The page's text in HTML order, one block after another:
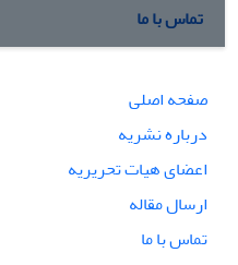
تماس با ما
صفحه اصلی
درباره نشریه
اعضای هیات تحریریه
ارسال مقاله
تماس با ما